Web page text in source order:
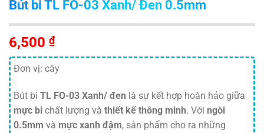
Bút bi TL FO-03 Xanh/ Đen 0.5mm
6,500 ₫
Đơn vị: cây
Bút bi TL FO-03 Xanh/ đen là sự kết hợp hoàn hảo giữa
mực bi chất lượng và thiết kế thông minh. Với ngòi
0.5mm và mực xanh đậm, sản phẩm cho ra những